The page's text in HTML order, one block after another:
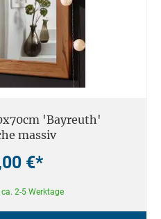
'Bayreuth'
massiv
€*
2-5 Werktage